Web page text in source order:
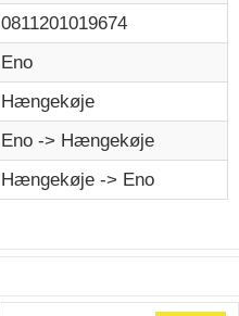
0811201019674
Eno
Hængekøje
Eno -> Hængekøje
Hængekøje -> Eno